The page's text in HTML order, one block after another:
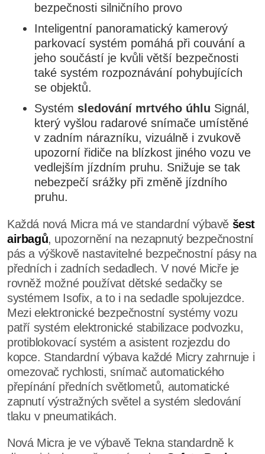
bezpečnosti silničního provo
Inteligentní panoramatický kamerový
parkovací systém pomáhá při couvání a
jeho součástí je kvůli větší bezpečnosti
také systém rozpoznávání pohybujících
se objektů.
Systém sledování mrtvého úhlu Signál,
který vyšlou radarové snímače umístěné
v zadním nárazníku, vizuálně i zvukově
upozorní řidiče na blízkost jiného vozu ve
vedlejším jízdním pruhu. Snižuje se tak
nebezpečí srážky při změně jízdního
pruhu.
Každá nová Micra má ve standardní výbavě šest
airbagů, upozornění na nezapnutý bezpečnostní
pás a výškově nastavitelné bezpečnostní pásy na
předních i zadních sedadlech. V nové Micře je
rovněž možné používat dětské sedačky se
systémem Isofix, a to i na sedadle spolujezdce.
Mezi elektronické bezpečnostní systémy vozu
patří systém elektronické stabilizace podvozku,
protiblokovací systém a asistent rozjezdu do
kopce. Standardní výbava každé Micry zahrnuje i
omezovač rychlosti, snímač automatického
přepínání předních světlometů, automatické
zapnutí výstražných světel a systém sledování
tlaku v pneumatikách.
Nová Micra je ve výbavě Tekna standardně k